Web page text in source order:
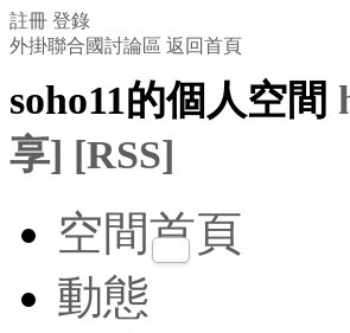
註冊 登錄
外掛聯合國討論區 返回首頁
soho11的個人空間
享] [RSS]
空間首頁
動態